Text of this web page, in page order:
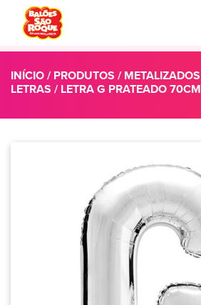
INÍCIO/PRODUTOS / METALIZADOS
LETRAS / LETRA G PRATEADO 70CM